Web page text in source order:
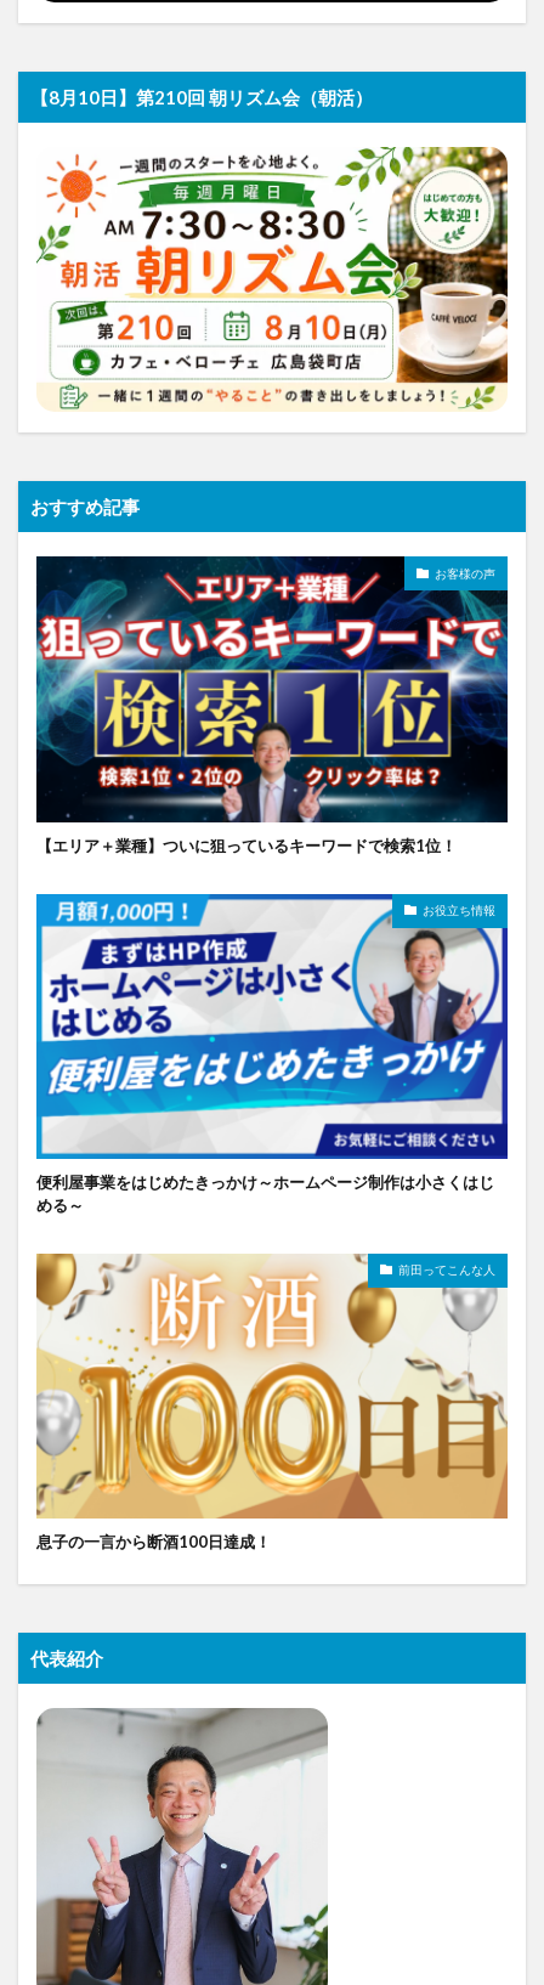
【8月10日】第210回 朝リズム会（朝活）
おすすめ記事
お客様の声
【エリア＋業種】ついに狙っているキーワードで検索1位！
お役立ち情報
便利屋事業をはじめたきっかけ～ホームページ制作は小さくはじ
める～
前田ってこんな人
息子の一言から断酒100日達成！
代表紹介